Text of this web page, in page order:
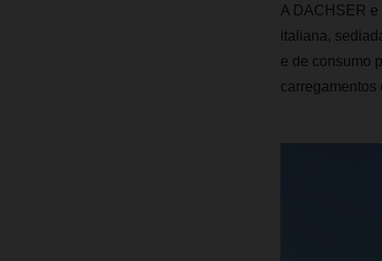
A DACHSER e
italiana,
e de consumo
carregamentos